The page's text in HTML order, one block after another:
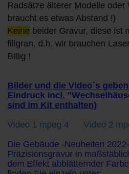
Radsätze älterer Modelle oder
braucht es etwas Abstand !)
Keine beider Gravur, diese ist
filigran, d.h. wir brauchen
Billig !
Bilder und die Video´s
Eindruck incl.
sind im Kit enthalten)
Video 1 mpeg 4
Video 2
Die Gebäude -Neuheiten
Präzisionsgravur in
dem Effekt abblätternder Farbe